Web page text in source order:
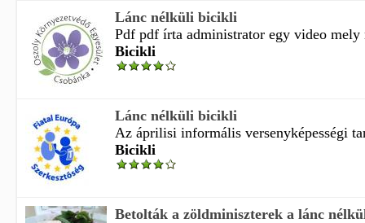
Lánc nélküli bicikli
Pdf pdf írta administrator egy video mely
Bicikli
Lánc nélküli bicikli
Az áprilisi informális versenyképességi
Bicikli
Betolták a zöldminiszterek a lánc